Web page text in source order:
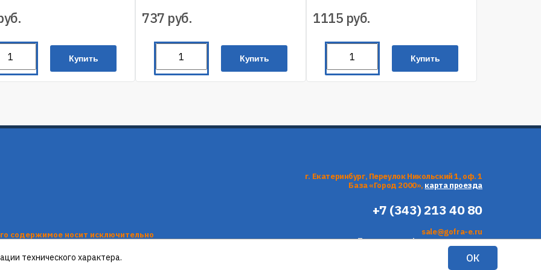
Купить
737 руб.
Купить
1115 руб.
Купить
г. Екатеринбург, Переулок Никольский 1, оф. 1
База «Город 2000», карта проезда
+7 (343) 213 40 80
sale@gofra-e.ru
Политика конфиденциальности
Согласие на обработку персональных данных
inRework
содержимое носит исключительно
материалы, каталоги
публичной офертой, определяемой
технического характера. ОК